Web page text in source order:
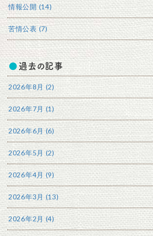
情報公開 (14)
苦情公表 (7)
過去の記事
2026年8月 (2)
2026年7月 (1)
2026年6月 (6)
2026年5月 (2)
2026年4月 (9)
2026年3月 (13)
2026年2月 (4)